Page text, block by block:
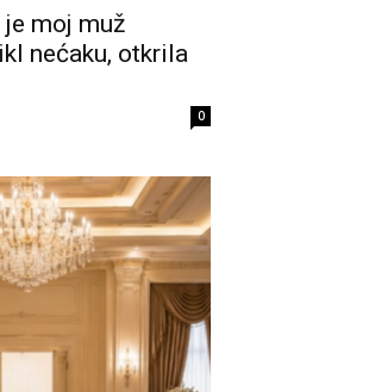
je moj muž
nećaku, otkrila
0